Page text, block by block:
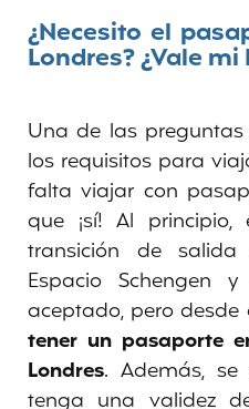
¿Necesito el
Londres? ¿Vale mi
Una de las
los requisitos para
falta viajar con
que ¡sí! Al
transición de
Espacio Schengen
aceptado, pero desde
tener un pasaporte
Londres. Además,
tenga una validez